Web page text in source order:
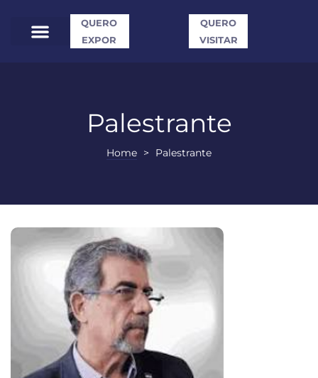
QUERO
EXPOR
QUERO
VISITAR
Palestrante
Home > Palestrante